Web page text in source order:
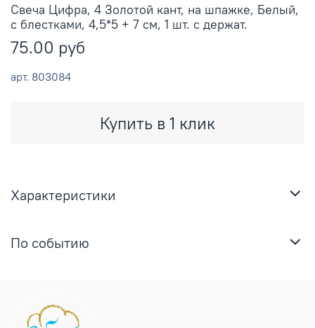
арт. 803084
Свеча Цифра, 4 Золотой кант, на шпажке, Белый,
с блестками, 4,5*5 + 7 см, 1 шт. с держат.
75.00 руб
Купить в 1 клик
Характеристики
По событию